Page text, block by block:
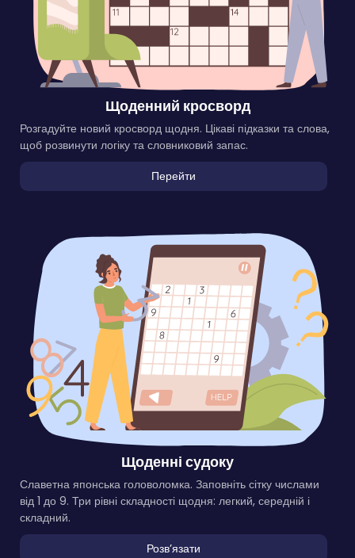
Щоденний кросворд
Розгадуйте новий кросворд щодня. Цікаві підказки та слова,
щоб розвинути логіку та словниковий запас.
Перейти
Щоденні судоку
Славетна японська головоломка. Заповніть сітку числами
від 1 до 9. Три рівні складності щодня: легкий, середній і
складний.
Розвʼязати